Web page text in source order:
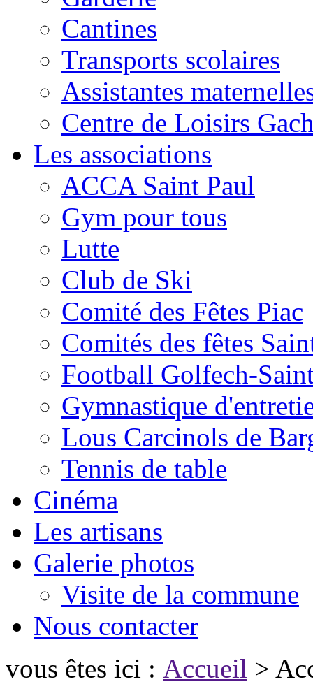
Cantines
Transports scolaires
Assistantes
Centre de Loisirs
Les associations
ACCA Saint Paul
Gym pour tous
Lutte
Club de Ski
Comité des Fêtes Piac
Comités des fêtes
Football Golfech-
Gymnastique
Lous Carcinols de
Tennis de table
Cinéma
Les artisans
Galerie photos
Visite de la commune
Nous contacter
vous êtes ici : Accueil >